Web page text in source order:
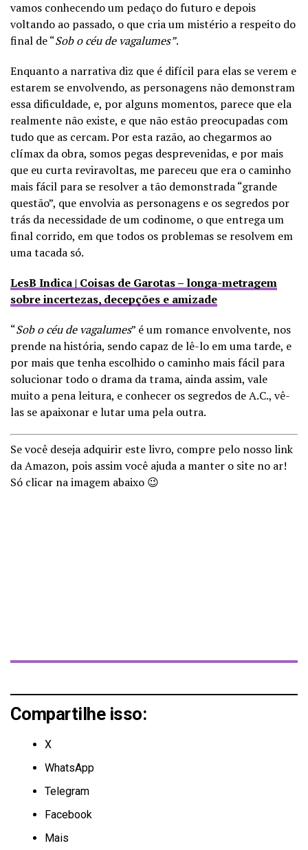
vamos conhecendo um pedaço do futuro e depois
voltando ao passado, o que cria um mistério a respeito do
final de “Sob o céu de vagalumes”.
Enquanto a narrativa diz que é difícil para elas se verem e
estarem se envolvendo, as personagens não demonstram
essa dificuldade, e, por alguns momentos, parece que ela
realmente não existe, e que não estão preocupadas com
tudo que as cercam. Por esta razão, ao chegarmos ao
clímax da obra, somos pegas desprevenidas, e por mais
que eu curta reviravoltas, me pareceu que era o caminho
mais fácil para se resolver a tão demonstrada “grande
questão”, que envolvia as personagens e os segredos por
trás da necessidade de um codinome, o que entrega um
final corrido, em que todos os problemas se resolvem em
uma tacada só.
LesB Indica | Coisas de Garotas – longa-metragem
sobre incertezas, decepções e amizade
“Sob o céu de vagalumes” é um romance envolvente, nos
prende na história, sendo capaz de lê-lo em uma tarde, e
por mais que tenha escolhido o caminho mais fácil para
solucionar todo o drama da trama, ainda assim, vale
muito a pena leitura, e conhecer os segredos de A.C., vê-
las se apaixonar e lutar uma pela outra.
Se você deseja adquirir este livro, compre pelo nosso link
da Amazon, pois assim você ajuda a manter o site no ar!
Só clicar na imagem abaixo 😉
Compartilhe isso:
X
WhatsApp
Telegram
Facebook
Mais